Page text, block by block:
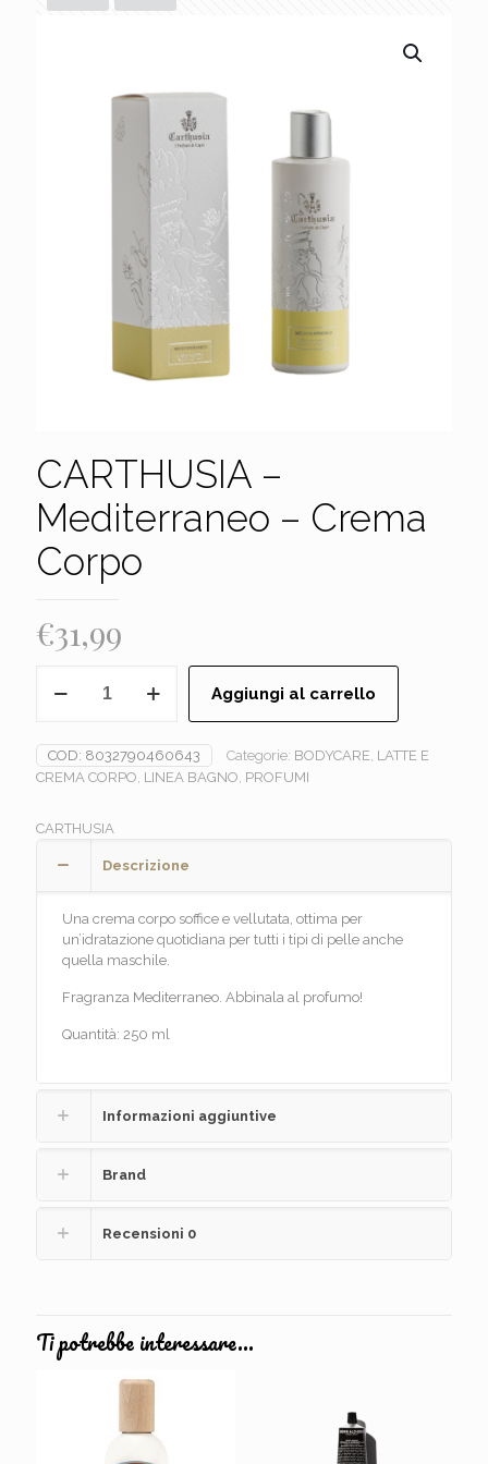
CARTHUSIA –
Mediterraneo – Crema
Corpo
€31,99
Crema
Corpo
Aggiungi al carrello
COD: 8032790460643 Categorie: BODYCARE, LATTE E
CREMA CORPO, LINEA BAGNO, PROFUMI
CARTHUSIA
Descrizione
Una crema corpo soffice e vellutata, ottima per
un’idratazione quotidiana per tutti i tipi di pelle anche
quella maschile.
Fragranza Mediterraneo. Abbinala al profumo!
Quantità: 250 ml
Informazioni aggiuntive
Brand
Recensioni 0
Ti potrebbe interessare…